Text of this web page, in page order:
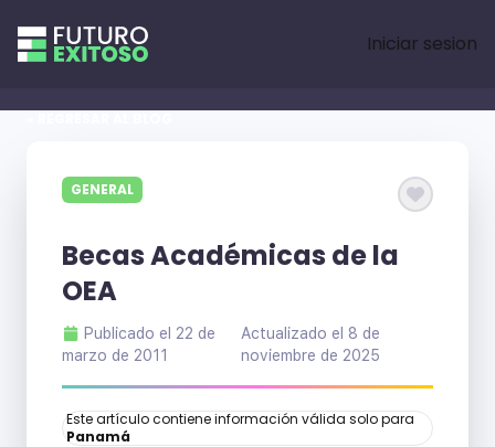
Iniciar sesion
GENERAL
Becas Académicas de la
OEA
Publicado el 22 de
marzo de 2011
Actualizado el 8 de
noviembre de 2025
Este artículo contiene información válida solo para
Panamá